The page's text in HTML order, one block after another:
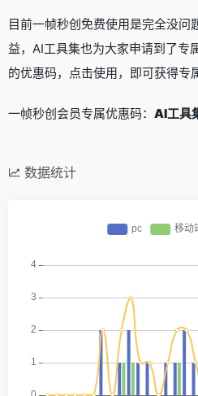
目前一帧秒创免费使用是完全没问
益，AI工具集也为大家申请到了专
的优惠码，点击使用，即可获得专
一帧秒创会员专属优惠码： AI工具
数据统计